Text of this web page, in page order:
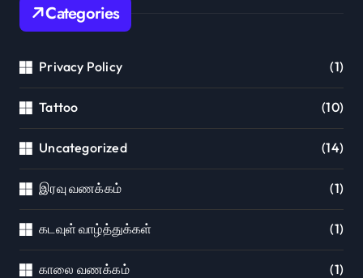
Categories
Privacy Policy (1)
Tattoo (10)
Uncategorized (14)
இரவு வணக்கம் (1)
கடவுள் வாழ்த்துக்கள் (1)
காலை வணக்கம் (1)